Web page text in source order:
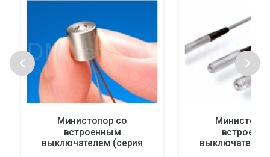
Министопор со
встроенным
выключателем (серия
STM)
выключателем